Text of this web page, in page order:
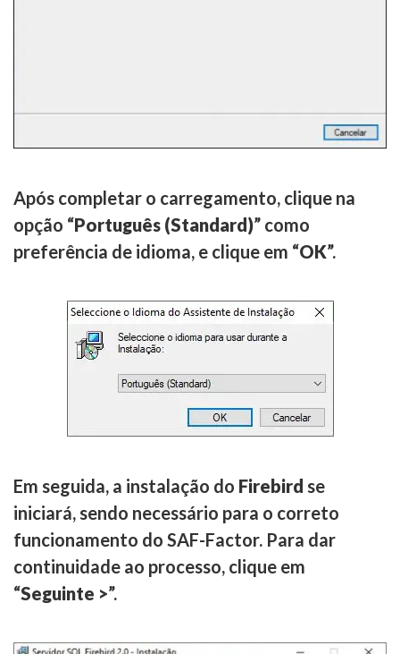
Após completar o carregamento, clique na
opção “Português (Standard)” como
preferência de idioma, e clique em “OK”.
Em seguida, a instalação do Firebird se
iniciará, sendo necessário para o correto
funcionamento do SAF-Factor. Para dar
continuidade ao processo, clique em
“Seguinte >”.